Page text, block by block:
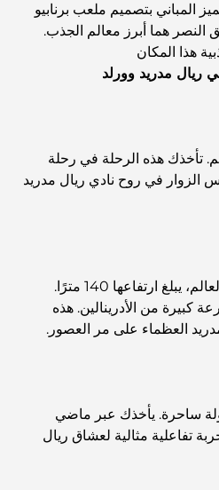
تجربة طعام استثنائية في دبي
مدينة دبي: تذوق إيطاليا في قلب
في دبي هيلز: اللياقة البدنية في أبهى
الفاخر في نخلة جميرا
دبي: رعاية صحية شاملة للجميع
المباني بتصميم ملعب برنابيو
النصر هما أبرز معالم الجذب.
هذا المكان
ريال مدريد وورلد
تأخذك هذه الرحلة في رحلة
الزوار في روح نادي ريال مدريد
هذه أطول لعبة ترفيهية في العالم، يبلغ ارتفاعها 140 مترًا.
كبيرة من الأدرينالين. هذه
العظماء على مر العصور.
ساحرة. يأخذك عبر ماضي
تفاعلية مثالية لعشاق ريال